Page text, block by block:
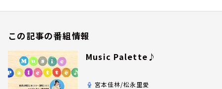
この記事の番組情報
Music Palette♪
宮本佳林/松永里愛